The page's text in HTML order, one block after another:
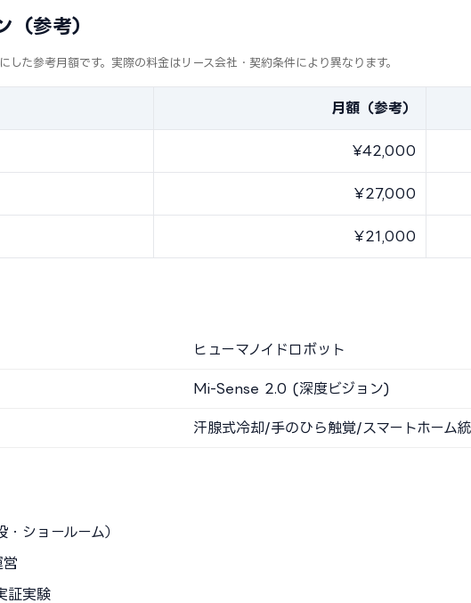
（参考）
た参考月額です。実際の料金はリース会社・契約条件により異なります。
月額（参考）
¥42,000
¥27,000
¥21,000
ヒューマノイドロボット
Mi-Sense 2.0 (深度ビジョン)
汗腺式冷却/手のひら触覚/スマートホーム
ショールーム）
営
証実験